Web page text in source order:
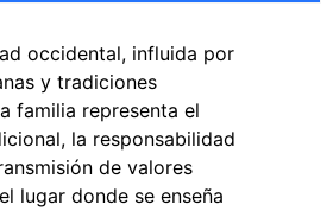
occidental, influida por
y tradiciones
familia representa el
la responsabilidad
de valores
lugar donde se enseña